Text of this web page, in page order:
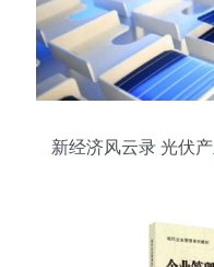
新经济风云录 光伏